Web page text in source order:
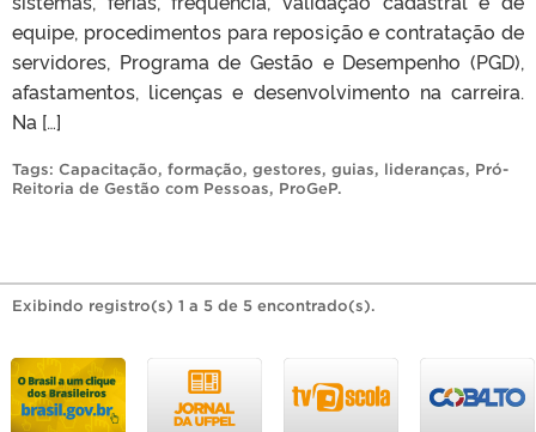
equipe, procedimentos para reposição e contratação de
servidores, Programa de Gestão e Desempenho (PGD),
afastamentos, licenças e desenvolvimento na carreira.
Na […]
Tags: Capacitação, formação, gestores, guias, lideranças, Pró-
Reitoria de Gestão com Pessoas, ProGeP.
Exibindo registro(s) 1 a 5 de 5 encontrado(s).